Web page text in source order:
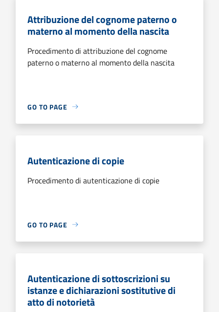
Attribuzione del cognome paterno o
materno al momento della nascita
Procedimento di attribuzione del cognome
paterno o materno al momento della nascita
GO TO PAGE
Autenticazione di copie
Procedimento di autenticazione di copie
GO TO PAGE
Autenticazione di sottoscrizioni su
istanze e dichiarazioni sostitutive di
atto di notorietà